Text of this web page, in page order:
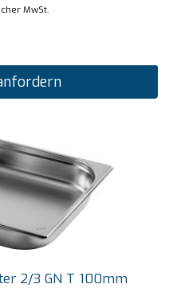
MwSt.
2/3 GN T 100mm